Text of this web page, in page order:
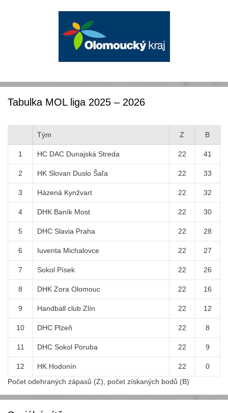
Tabulka MOL liga 2025 – 2026
Tým Z B
1 HC DAC Dunajská Streda 22 41
2 HK Slovan Duslo Šaľa 22 33
3 Házená Kynžvart 22 32
4 DHK Baník Most 22 30
5 DHC Slavia Praha 22 28
6 Iuventa Michalovce 22 27
7 Sokol Písek 22 26
8 DHK Zora Olomouc 22 16
9 Handball club Zlín 22 12
10 DHC Plzeň 22 8
11 DHC Sokol Poruba 22 9
12 HK Hodonín 22
0
Počet odehraných zápasů (Z), počet získaných bodů (B)